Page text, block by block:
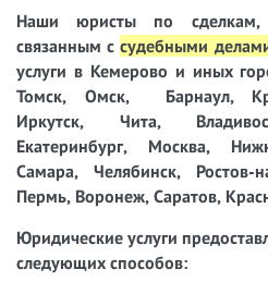
Наши юристы
по
связанным ссудебными
услуги в Кемерово и иных
Томск, Омск, Барнаул,
Иркутск, Чита,
Екатеринбург, Москва,
Самара, Челябинск, Ростов-
Пермь, Воронеж, Саратов,
Юридические услуги
следующих способов: